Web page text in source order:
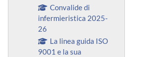
Convalide di
infermieristica 2025-
26
La linea guida ISO
9001 e la sua